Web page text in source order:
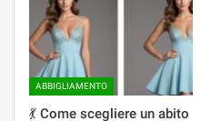
ABBIGLIAMENTO
💃 Come scegliere un abito